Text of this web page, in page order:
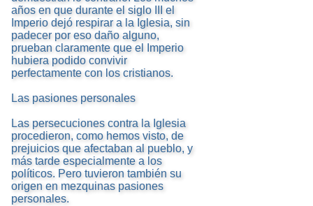
años en que durante el siglo III el
Imperio dejó respirar a la Iglesia, sin
padecer por eso daño alguno,
prueban claramente que el Imperio
hubiera podido convivir
perfectamente con los cristianos.
Las pasiones personales
Las persecuciones contra la Iglesia
procedieron, como hemos visto, de
prejuicios que afectaban al pueblo, y
más tarde especialmente a los
políticos. Pero tuvieron también su
origen en mezquinas pasiones
personales.